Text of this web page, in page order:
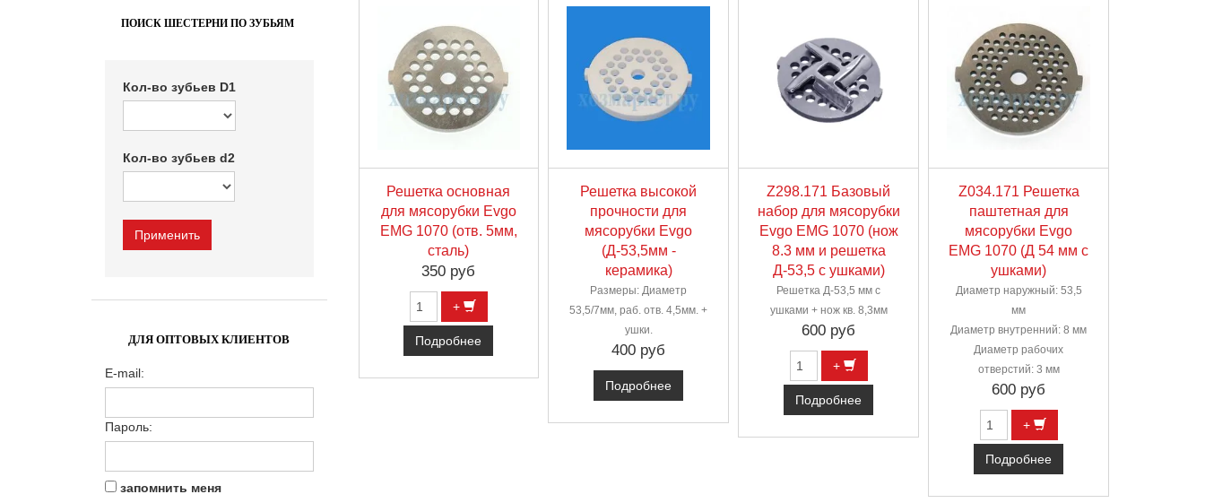
Решетка основная
для мясорубки Evgo
EMG 1070 (отв. 5мм,
сталь)
350 руб
+
Подробнее
Решетка высокой
прочности для
мясорубки Evgo
(Д-53,5мм -
керамика)
Размеры: Диаметр
53,5/7мм, раб. отв. 4,5мм. +
ушки.
400 руб
Подробнее
Z298.171 Базовый
набор для мясорубки
Evgo EMG 1070 (нож
8.3 мм и решетка
Д-53,5 с ушками)
Решетка Д-53,5 мм с
ушками + нож кв. 8,3мм
600 руб
+
Подробнее
Z034.171 Решетка
паштетная для
мясорубки Evgo
EMG 1070 (Д 54 мм с
ушками)
Диаметр наружный: 53,5
мм
Диаметр внутренний: 8 мм
Диаметр рабочих
отверстий: 3 мм
600 руб
+
Подробнее
ПОИСК ШЕСТЕРНИ ПО ЗУБЬЯМ
Кол-во зубьев D1
Кол-во зубьев d2
ДЛЯ ОПТОВЫХ КЛИЕНТОВ
E-mail:
Пароль:
запомнить меня